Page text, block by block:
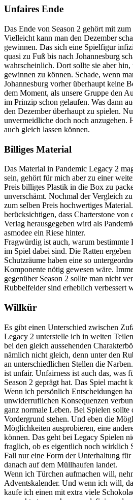
Unfaires Ende
Das Ende von Season 2 gehört mit zum
Vielleicht kann man den Dezember
gewinnen. Das sich eine Spielfigur
quasi zu Fuß bis nach Johannesburg
wahrscheinlich. Dort sollte sie aber hin,
gewinnen zu können. Schade, wenn
Johannesburg vorher überhaupt keine
dem Moment, als unsere Gruppe den
im Prinzip schon gelaufen. Was dann
den Dezember überhaupt zu spielen.
unvermeidliche doch noch anzugehen.
auch gleich lassen können.
Billiges Material
Das Material in Pandemic Legacy 2
sein, gehört für mich aber zu einer
Preis billiges Plastik in die Box zu
unverschämt. Nochmal der Vergleich
zum selben Preis hochwertiges
berücksichtigen, dass Charterstone von
Verlag herausgegeben wird als
asmodee ein Riese hinter.
Fragwürdig ist auch, warum bestimmte
im Spiel dabei sind. Die Ratten
Schutzräume haben eine so
Komponente nötig gewesen wäre.
gegenüber Season 2 sollte man nicht
Rubbelfelder sind erheblich verbessert
Willkür
Es gibt einen Unterschied zwischen
Legacy 2 unterstelle ich in weiten
bei den gleich aussehenden
nämlich nicht gleich, denn unter den
an unterschiedlichen Stellen die
ist unfair. Unfairness ist auch das, was
Season 2 geprägt hat. Das Spiel macht
Wenn ich persönlich Entscheidungen
unwiderruflichen Konsequenzen
ganz normale Leben. Bei Spielen sollte
Vordergrund stehen. Und eben die
Möglichkeiten ausprobieren, eine
können. Das geht bei Legacy Spielen
fraglich, ob es eigentlich noch wirklich
Fall nur eine Form der Unterhaltung für
danach auf dem Müllhaufen landet.
Wenn ich Türchen aufmachen will,
Adventskalender. Und wenn ich will,
kaufe ich einen mit extra viele